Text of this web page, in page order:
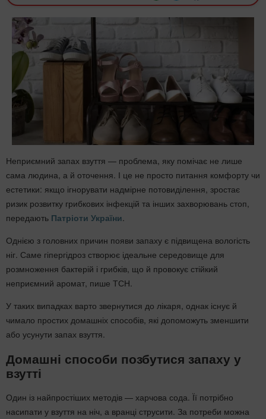
Неприємний запах взуття — проблема, яку помічає не лише
сама людина, а й оточення. І це не просто питання комфорту чи
естетики: якщо ігнорувати надмірне потовиділення, зростає
ризик розвитку грибкових інфекцій та інших захворювань стоп,
передають Патріоти України
Однією з головних причин появи запаху є підвищена вологість
ніг. Саме гіпергідроз створює ідеальне середовище для
розмноження бактерій і грибків, що й провокує стійкий
неприємний аромат, пише ТСН.
У таких випадках варто звернутися до лікаря, однак існує й
чимало простих домашніх способів, які допоможуть зменшити
або усунути запах взуття.
Домашні способи позбутися запаху у
взутті
Один із найпростіших методів — харчова сода. Її потрібно
насипати у взуття на ніч, а вранці струсити. За потреби можна